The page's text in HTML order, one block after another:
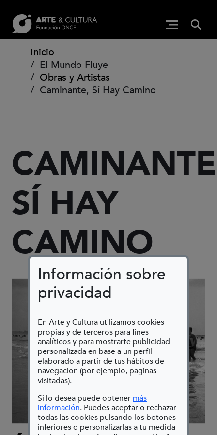
Información sobre
privacidad
En Arte y Cultura utilizamos cookies
propias y de terceros para fines
analíticos y para mostrarte publicidad
personalizada en base a un perfil
elaborado a partir de tus hábitos de
navegación (por ejemplo, páginas
visitadas).
Si lo desea puede obtener más
información(Abre en nueva ventana)
. Puedes aceptar o rechazar
todas las cookies pulsando los botones
inferiores o personalizarlas a tu medida
Menú
(Abre en
Ruta de navegación
Inicio
El Mundo Fluye
Obras y Artistas
Caminante, Sí Hay Camino
SÍ HAY
CAMINO